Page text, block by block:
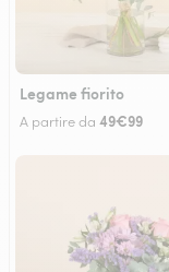
Legame fiorito
A partire da 49€99